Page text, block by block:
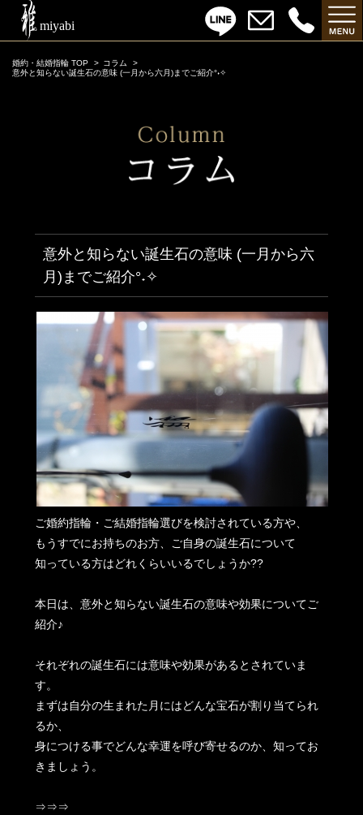
婚約・結婚指輪 TOP
コラム
意外と知らない誕生石の意味 (一月から六月)までご紹介°˖✧
意外と知らない誕生石の意味 (一月から六
月)までご紹介°˖✧
ご婚約指輪・ご結婚指輪選びを検討されている方や、
もうすでにお持ちのお方、ご自身の誕生石について
知っている方はどれくらいいるでしょうか??
本日は、意外と知らない誕生石の意味や効果についてご
紹介♪
それぞれの誕生石には意味や効果があるとされていま
す。
まずは自分の生まれた月にはどんな宝石が割り当てられ
るか、
身につける事でどんな幸運を呼び寄せるのか、知ってお
きましょう。
⇒⇒⇒